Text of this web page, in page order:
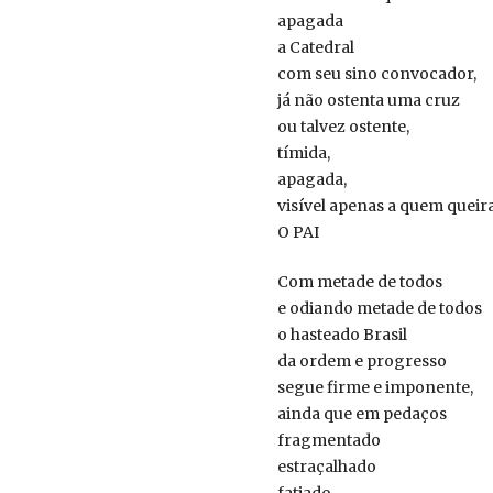
apagada
a Catedral
com seu sino convocador,
já não ostenta uma cruz
ou talvez ostente,
tímida,
apagada,
visível apenas a quem
O PAI
Com metade de todos
e odiando metade de todos
o hasteado Brasil
da ordem e progresso
segue firme e imponente,
ainda que em pedaços
fragmentado
estraçalhado